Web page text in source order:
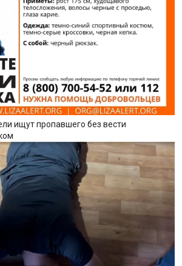
ищут пропавшего без вести